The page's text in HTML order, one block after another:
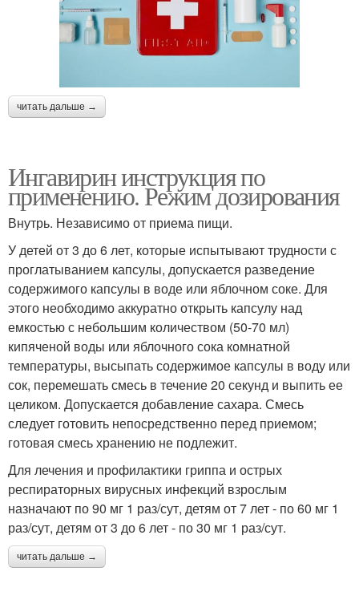
читать дальше →
Ингавирин инструкция по
применению. Режим дозирования
Внутрь. Независимо от приема пищи.
У детей от 3 до 6 лет, которые испытывают трудности с
проглатыванием капсулы, допускается разведение
содержимого капсулы в воде или яблочном соке. Для
этого необходимо аккуратно открыть капсулу над
емкостью с небольшим количеством (50-70 мл)
кипяченой воды или яблочного сока комнатной
температуры, высыпать содержимое капсулы в воду или
сок, перемешать смесь в течение 20 секунд и выпить ее
целиком. Допускается добавление сахара. Смесь
следует готовить непосредственно перед приемом;
готовая смесь хранению не подлежит.
Для лечения и профилактики гриппа и острых
респираторных вирусных инфекций взрослым
назначают по 90 мг 1 раз/сут, детям от 7 лет - по 60 мг 1
раз/сут, детям от 3 до 6 лет - по 30 мг 1 раз/сут.
читать дальше →